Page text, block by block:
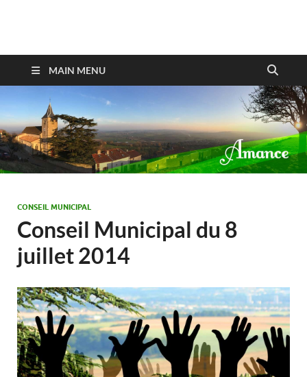
Amance
MAIN MENU
CONSEIL MUNICIPAL
Conseil Municipal du 8
juillet 2014